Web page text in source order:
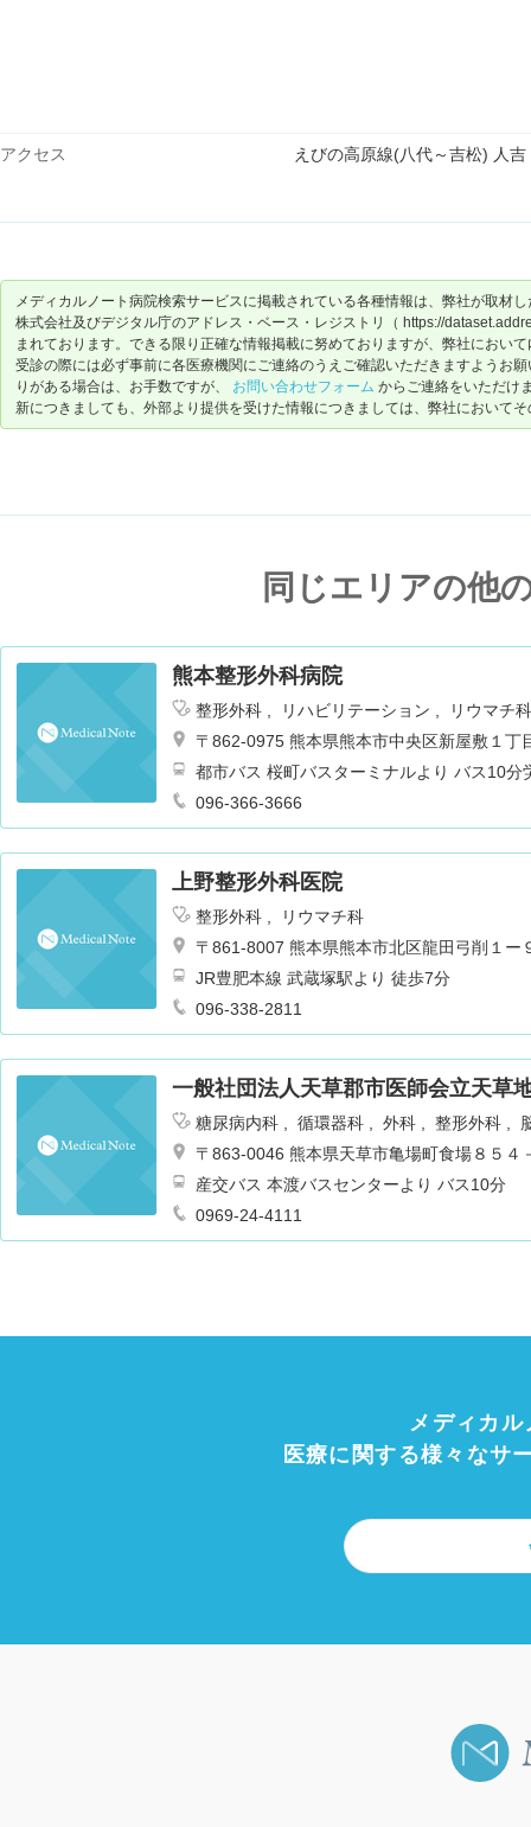
アクセス えびの高原線(八代～吉松) 人
メディカルノート病院検索サービスに掲載されている各種情報は、弊社が取材
株式会社及びデジタル庁のアドレス・ベース・レジストリ（ https://
まれております。できる限り正確な情報掲載に努めておりますが、弊社におい
受診の際には必ず事前に各医療機関にご連絡のうえご確認いただきますようお
りがある場合は、お手数ですが、 お問い合わせフォーム からご連絡をいただけ
新につきましても、外部より提供を受けた情報につきましては、弊社において
同じエリアの他
熊本整形外科病院
整形外科 リハビリテーション
リウマチ
形成外科
呼吸器内科 外科 腎臓内科・
〒862-0975 熊本県熊本市中央区新屋敷１丁
都市バス 桜町バスターミナルより バス10
096-366-3666
上野整形外科医院
整形外科
リウマチ科
〒861-8007 熊本県熊本市北区龍田弓削１ー
JR豊肥本線 武蔵塚駅より 徒歩7分
096-338-2811
一般社団法人天草郡市医師会立天草
糖尿病内科 循環器科 外科 整形外科
児科
泌尿器科 総合診療科
リハビリテ
科
リウマチ科 内科
〒863-0046 熊本県天草市亀場町食場８５４
産交バス 本渡バスセンターより バス10分
0969-24-4111
メディカ
医療に関する様々なサ